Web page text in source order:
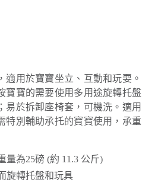
適用於寶寶坐立、互動和玩耍。
寶寶的需要使用多用途旋轉托盤
易於拆卸座椅套，可機洗。適用
特別輔助承托的寶寶使用，承重
量為25磅 (約 11.3 公斤)
旋轉托盤和玩具